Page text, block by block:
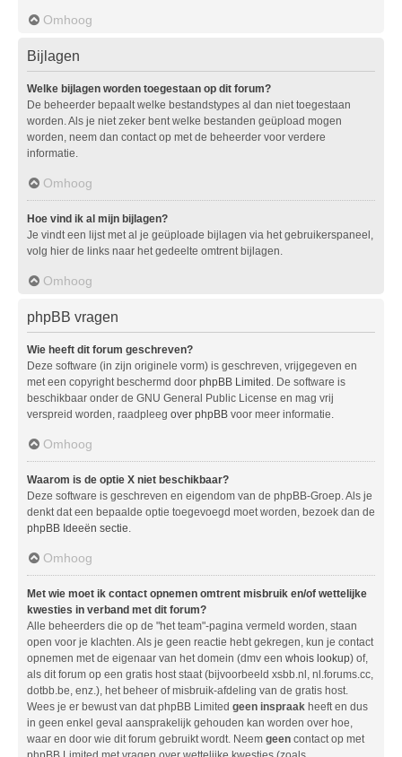
Omhoog
Bijlagen
Welke bijlagen worden toegestaan op dit forum?
De beheerder bepaalt welke bestandstypes al dan niet toegestaan
worden. Als je niet zeker bent welke bestanden geüpload mogen
worden, neem dan contact op met de beheerder voor verdere
informatie.
Omhoog
Hoe vind ik al mijn bijlagen?
Je vindt een lijst met al je geüploade bijlagen via het gebruikerspaneel,
volg hier de links naar het gedeelte omtrent bijlagen.
Omhoog
phpBB vragen
Wie heeft dit forum geschreven?
Deze software (in zijn originele vorm) is geschreven, vrijgegeven en
met een copyright beschermd door phpBB Limited . De software is
beschikbaar onder de GNU General Public License en mag vrij
verspreid worden, raadpleeg over phpBB voor meer informatie.
Omhoog
Waarom is de optie X niet beschikbaar?
Deze software is geschreven en eigendom van de phpBB-Groep. Als je
denkt dat een bepaalde optie toegevoegd moet worden, bezoek dan de
phpBB Ideeën sectie.
Omhoog
Met wie moet ik contact opnemen omtrent misbruik en/of wettelijke
kwesties in verband met dit forum?
Alle beheerders die op de "het team"-pagina vermeld worden, staan
open voor je klachten. Als je geen reactie hebt gekregen, kun je contact
opnemen met de eigenaar van het domein (dmv een whois lookup) of,
als dit forum op een gratis host staat (bijvoorbeeld xsbb.nl, nl.forums.cc,
dotbb.be, enz.), het beheer of misbruik-afdeling van de gratis host.
Wees je er bewust van dat phpBB Limited geen inspraak heeft en dus
in geen enkel geval aansprakelijk gehouden kan worden over hoe,
waar en door wie dit forum gebruikt wordt. Neem geen contact op met